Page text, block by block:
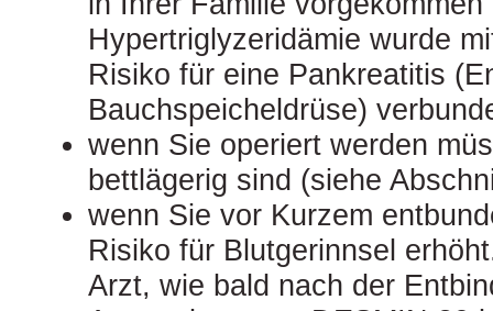
Hypertriglyzeridämie wurde
Risiko für eine Pankreatitis
Bauchspeicheldrüse)
wenn Sie operiert werden
bettlägerig sind (siehe
wenn Sie vor Kurzem
Risiko für Blutgerinnsel
Arzt, wie bald nach der